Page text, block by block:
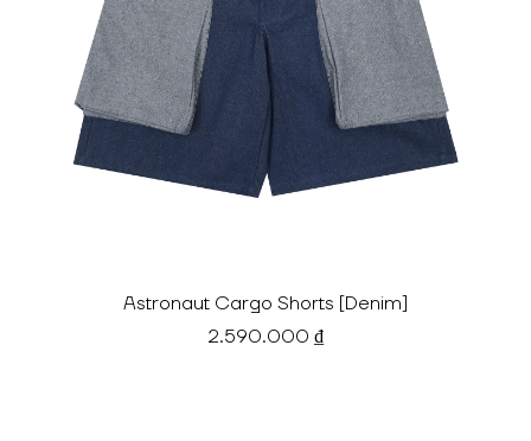
Astronaut Cargo Shorts [Denim]
2.590.000 ₫